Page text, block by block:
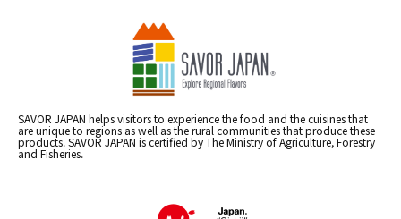
SAVOR JAPAN helps visitors to experience the food and the cuisines that
are unique to regions as well as the rural communities that produce these
products. SAVOR JAPAN is certified by The Ministry of Agriculture, Forestry
and Fisheries.